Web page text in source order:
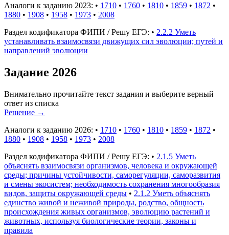
Аналоги к заданию 2023: • 1710 • 1760 • 1810 • 1859 • 1872 •
1880 • 1908 • 1958 • 1973 • 2008
Раздел кодификатора ФИПИ / Решу ЕГЭ: • 2.2.2 Уметь
устанавливать взаимосвязи движущих сил эволюции; путей и
направлений эволюции
Задание 2026
Внимательно прочитайте текст задания и выберите верный
ответ из списка
Решение →
Аналоги к заданию 2026: • 1710 • 1760 • 1810 • 1859 • 1872 •
1880 • 1908 • 1958 • 1973 • 2008
Раздел кодификатора ФИПИ / Решу ЕГЭ: • 2.1.5 Уметь
объяснять взаимосвязи организмов, человека и окружающей
среды; причины устойчивости, саморегуляции, саморазвития
и смены экосистем; необходимость сохранения многообразия
видов, защиты окружающей среды • 2.1.2 Уметь объяснять
единство живой и неживой природы, родство, общность
происхождения живых организмов, эволюцию растений и
животных, используя биологические теории, законы и
правила